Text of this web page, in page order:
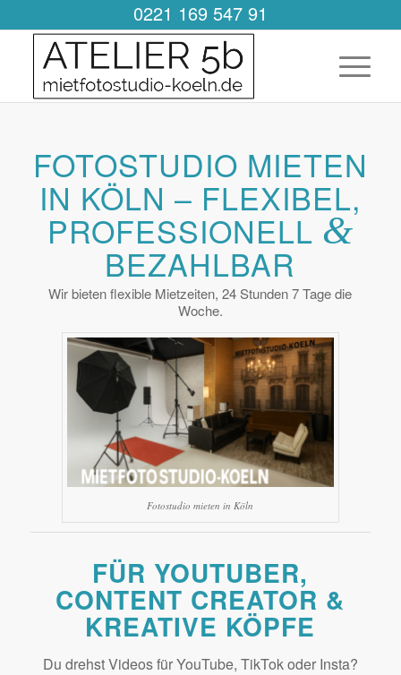
0221 169 547 91
FOTOSTUDIO MIETEN
IN KÖLN – FLEXIBEL,
PROFESSIONELL &
BEZAHLBAR
Wir bieten flexible Mietzeiten, 24 Stunden 7 Tage die
Woche.
Fotostudio mieten in Köln
FÜR YOUTUBER,
CONTENT CREATOR &
KREATIVE KÖPFE
Du drehst Videos für YouTube, TikTok oder Insta?